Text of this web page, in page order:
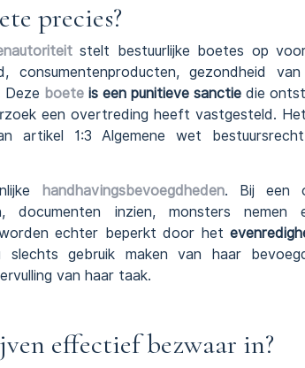
precies?
stelt bestuurlijke boetes op
consumentenproducten, gezondheid
Deze boete is een punitieve sanctie die
een overtreding heeft vastgesteld.
artikel 1:3 Algemene wet
handhavingsbevoegdheden. Bij een
documenten inzien, monsters nemen
echter beperkt door het
gebruik maken van haar
van haar taak.
effectief bezwaar in?